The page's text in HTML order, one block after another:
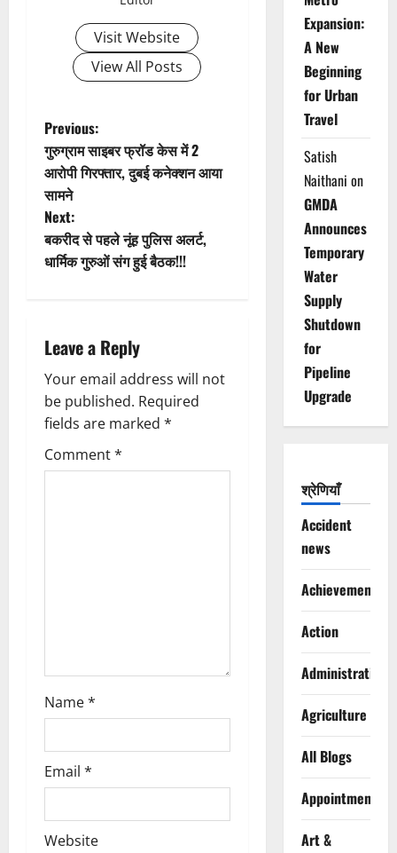
Visit Website
View All Posts
P
o
s
t
v
i
g
a
Previous:
गुरुग्राम साइबर फ्रॉड केस में 2
आरोपी गिरफ्तार, दुबई कनेक्शन आया
सामने
Next:
बकरीद से पहले नूंह पुलिस अलर्ट,
धार्मिक गुरुओं संग हुई बैठक!!!
Leave a Reply
Your email address will not
be published. Required
fields are marked *
Comment*
Name*
Email *
Website
Expansion:
A New
Beginning
for Urban
Travel
Satish
Naithani on
GMDA
Announces
Temporary
Water
Supply
Shutdown
for
Pipeline
Upgrade
श्रेणियाँ
Accident
news
Achievements
Action
Administration
Agriculture
All Blogs
Appointments
Art &